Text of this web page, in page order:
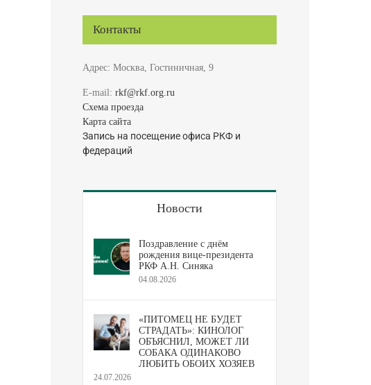
Контакты
Адрес: Москва, Гостиничная, 9
E-mail:rkf@rkf.org.ru
Схема проезда
Карта сайта
Запись на посещение офиса РКФ и
федераций
Новости
Поздравление с днём
рождения вице-президента
РКФ А.Н. Синяка
04.08.2026
«ПИТОМЕЦ НЕ БУДЕТ
СТРАДАТЬ»: КИНОЛОГ
ОБЪЯСНИЛ, МОЖЕТ ЛИ
СОБАКА ОДИНАКОВО
ЛЮБИТЬ ОБОИХ ХОЗЯЕВ
24.07.2026